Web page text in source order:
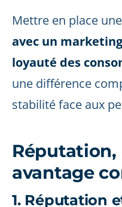
Mettre en place une
avec un
loyauté des
une différence
stabilité face aux
avantage
1. Réputation